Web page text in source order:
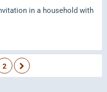
in a household with
2